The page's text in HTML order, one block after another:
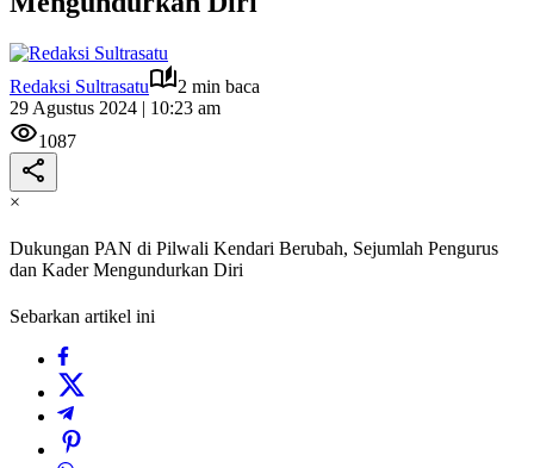
Redaksi Sultrasatu
2 min baca
29 Agustus 2024 | 10:23 am
1087
×
Dukungan PAN di Pilwali Kendari Berubah, Sejumlah Pengurus
dan Kader Mengundurkan Diri
Sebarkan artikel ini